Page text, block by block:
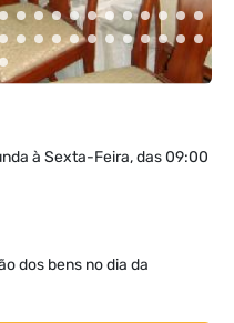
à Sexta-Feira, das 09:00
dos bens no dia da